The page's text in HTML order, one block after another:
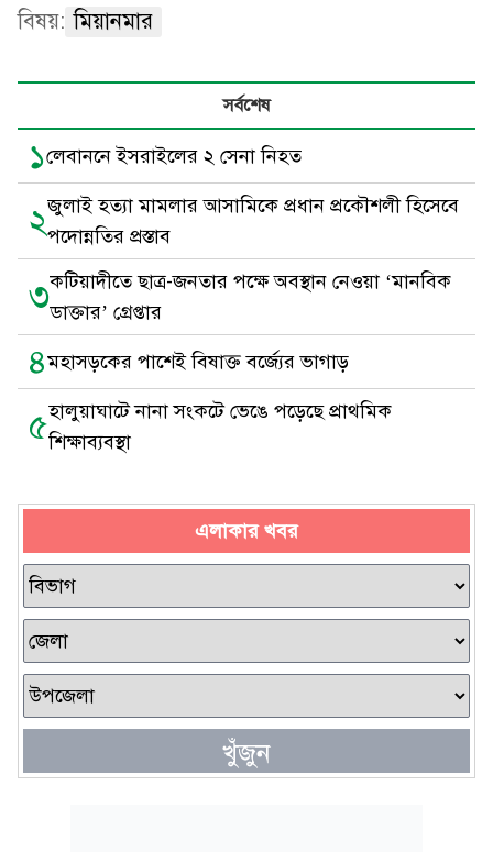
বিষয়: মিয়ানমার
সর্বশেষ
১লেবাননে ইসরাইলের ২ সেনা নিহত
২জুলাই হত্যা মামলার আসামিকে প্রধান প্রকৌশলী হিসেবে
পদোন্নতির প্রস্তাব
৩কটিয়াদীতে ছাত্র-জনতার পক্ষে অবস্থান নেওয়া ‘মানবিক
ডাক্তার’ গ্রেপ্তার
৪মহাসড়কের পাশেই বিষাক্ত বর্জ্যের ভাগাড়
৫হালুয়াঘাটে নানা সংকটে ভেঙে পড়েছে প্রাথমিক
শিক্ষাব্যবস্থা
এলাকার খবর
খুঁজুন